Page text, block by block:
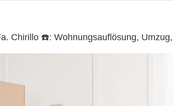
Chirillo ☎️: Wohnungsauflösung,